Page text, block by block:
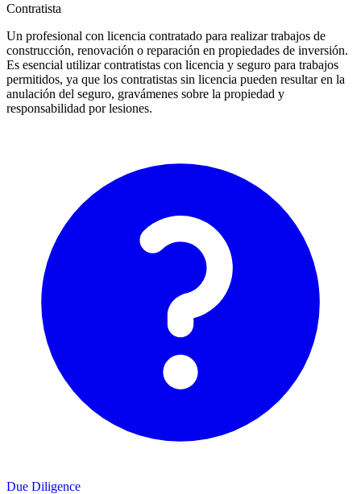
Contratista
Un profesional con licencia contratado para realizar trabajos de
construcción, renovación o reparación en propiedades de inversión.
Es esencial utilizar contratistas con licencia y seguro para trabajos
permitidos, ya que los contratistas sin licencia pueden resultar en la
anulación del seguro, gravámenes sobre la propiedad y
responsabilidad por lesiones.
Due Diligence